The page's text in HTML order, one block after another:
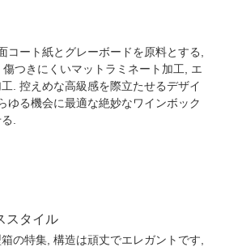
コート紙とグレーボードを原料とする,
つきにくいマットラミネート加工, エ
. 控えめな高級感を際立たせるデザイ
ゆる機会に最適な絶妙なワインボック
.
スタイル
の特集, 構造は頑丈でエレガントです,